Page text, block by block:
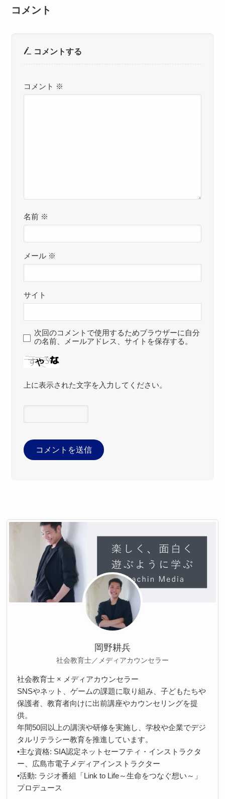
コメント
コメントする
コメント ※
名前 ※
メール ※
サイト
次回のコメントで使用するためブラウザーに自分
の名前、メールアドレス、サイトを保存する。
上に表示された文字を入力してください。
岡野耕兵
社会教育士／メディアカウンセラー
社会教育士 × メディアカウンセラー
SNSやネット、ゲームの課題に取り組み、子どもたちや
保護者、教育者向けに出前講座やカウンセリングを提
供。
年間50回以上の講演や研修を実施し、学校や企業でデジ
タルリテラシー教育を推進しています。
•主な資格: SIA認定ネットセーフティ・インストラクタ
ー、広島市電子メディアインストラクター
•活動: ラジオ番組「Link to Life～生命をつなぐ想い～」
プロデュース